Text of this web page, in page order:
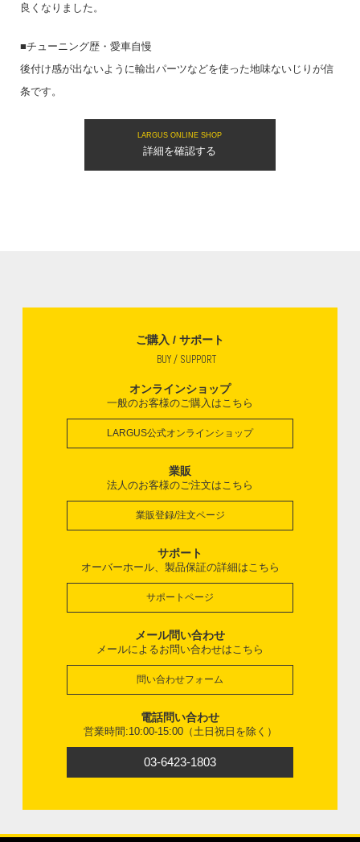
良くなりました。
■チューニング歴・愛車自慢
後付け感が出ないように輸出パーツなどを使った地味ないじりが信
条です。
LARGUS ONLINE SHOP
詳細を確認する
ご購入 / サポート
BUY / SUPPORT
オンラインショップ
一般のお客様のご購入はこちら
LARGUS公式オンラインショップ
業販
法人のお客様のご注文はこちら
業販登録/注文ページ
サポート
オーバーホール、製品保証の詳細はこちら
サポートページ
メール問い合わせ
メールによるお問い合わせはこちら
問い合わせフォーム
電話問い合わせ
営業時間:10:00-15:00（土日祝日を除く）
03-6423-1803